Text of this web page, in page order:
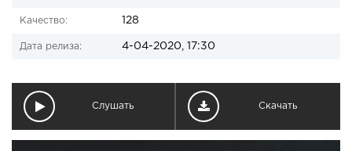
Качество: 128
Дата релиза: 4-04-2020, 17:30
Слушать Скачать